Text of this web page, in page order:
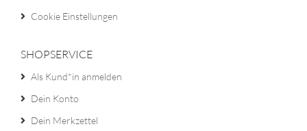
Cookie Einstellungen
SHOPSERVICE
Als Kund*in anmelden
Dein Konto
Dein Merkzettel